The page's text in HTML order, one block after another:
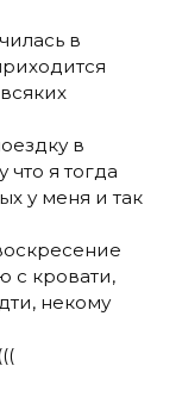
в
в
я тогда
у меня и так
с кровати,
некому